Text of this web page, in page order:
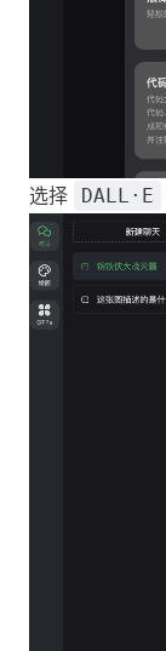
选择 DALL·E